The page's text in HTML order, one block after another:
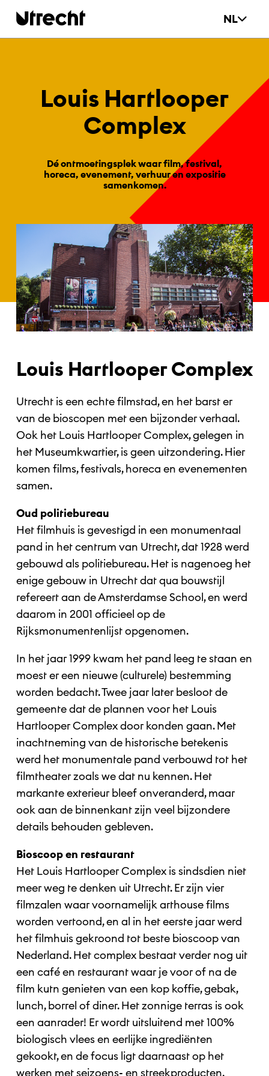
NL
Lou­is Hart­looper
Com­plex
Dé ontmoetingsplek waar film, festival,
horeca, evenement, verhuur en expositie
samenkomen.
Louis Hartlooper Complex
Utrecht is een echte filmstad, en het barst er
van de bioscopen met een bijzonder verhaal.
Ook het Louis Hartlooper Complex, gelegen in
het Museumkwartier, is geen uitzondering. Hier
komen films, festivals, horeca en evenementen
samen.
Oud politiebureau
Het filmhuis is gevestigd in een monumentaal
pand in het centrum van Utrecht, dat 1928 werd
gebouwd als politiebureau. Het is nagenoeg het
enige gebouw in Utrecht dat qua bouwstijl
refereert aan de Amsterdamse School, en werd
daarom in 2001 officieel op de
Rijksmonumentenlijst opgenomen.
In het jaar 1999 kwam het pand leeg te staan en
moest er een nieuwe (culturele) bestemming
worden bedacht. Twee jaar later besloot de
gemeente dat de plannen voor het Louis
Hartlooper Complex door konden gaan. Met
inachtneming van de historische betekenis
werd het monumentale pand verbouwd tot het
filmtheater zoals we dat nu kennen. Het
markante exterieur bleef onveranderd, maar
ook aan de binnenkant zijn veel bijzondere
details behouden gebleven.
Bioscoop en restaurant
Het Louis Hartlooper Complex is sindsdien niet
meer weg te denken uit Utrecht. Er zijn vier
filmzalen waar voornamelijk arthouse films
worden vertoond, en al in het eerste jaar werd
het filmhuis gekroond tot beste bioscoop van
Nederland. Het complex bestaat verder nog uit
een café en restaurant waar je voor of na de
film kutn genieten van een kop koffie, gebak,
lunch, borrel of diner. Het zonnige terras is ook
een aanrader! Er wordt uitsluitend met 100%
biologisch vlees en eerlijke ingrediënten
gekookt, en de focus ligt daarnaast op het
werken met seizoens- en streekproducten.